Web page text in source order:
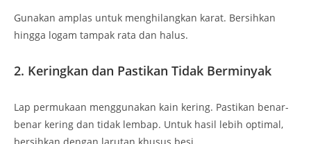
Gunakan amplas untuk menghilangkan karat. Bersihkan
hingga logam tampak rata dan halus.
2. Keringkan dan Pastikan Tidak Berminyak
Lap permukaan menggunakan kain kering. Pastikan benar-
benar kering dan tidak lembap. Untuk hasil lebih optimal,